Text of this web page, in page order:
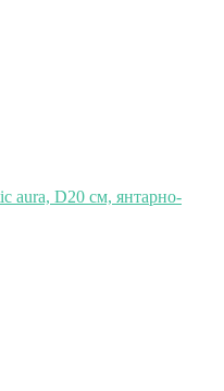
aura, D20 см, янтарно-